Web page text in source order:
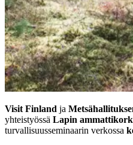
Visit Finland ja
yhteistyössä Lapin
turvallisuusseminaarin verkossa